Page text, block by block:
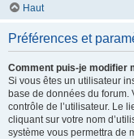
Haut
Préférences et
Comment puis-je modifier
Si vous êtes un utilisateur
base de données du forum.
contrôle de l’utilisateur. Le
cliquant sur votre nom
système vous permettra de